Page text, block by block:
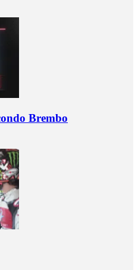
Brembo